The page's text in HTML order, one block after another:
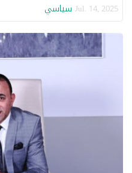
Jul. 14, 2025 سياسي